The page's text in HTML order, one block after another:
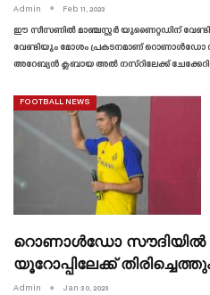
Admin Feb 11, 2023
ഈ സീസണിൽ മാഞ്ചസ്റ്റർ യുണൈറ്റഡിന്
വേണ്ടിയും മോശം പ്രകടനമാണ് റൊണാൾഡോ
അറേബ്യൻ ക്ലബായ അൽ നസ്റിലേക്ക്
FOOTBALL NEWS
റൊണാൾഡോ സൗദിയിൽ
യൂറോപ്പിലേക്ക്
Admin Jan 30, 2023